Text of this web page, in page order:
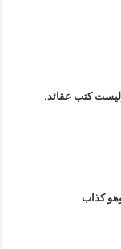
كتب عقائد.
كذاب